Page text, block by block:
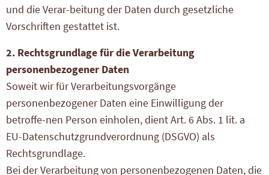
und die Verar-beitung der Daten durch gesetzliche
Vorschriften gestattet ist.
2. Rechtsgrundlage für die Verarbeitung
personenbezogener Daten
Soweit wir für Verarbeitungsvorgänge
personenbezogener Daten eine Einwilligung der
betroffe-nen Person einholen, dient Art. 6 Abs. 1 lit. a
EU-Datenschutzgrundverordnung (DSGVO) als
Rechtsgrundlage.
Bei der Verarbeitung von personenbezogenen Daten, die